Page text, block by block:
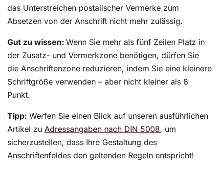
das Unterstreichen postalischer Vermerke zum
Absetzen von der Anschrift nicht mehr zulässig.
Gut zu wissen: Wenn Sie mehr als fünf Zeilen Platz in
der Zusatz- und Vermerkzone benötigen, dürfen Sie
die Anschriftenzone reduzieren, indem Sie eine kleinere
Schriftgröße verwenden – aber nicht kleiner als 8
Punkt.
Tipp: Werfen Sie einen Blick auf unseren ausführlichen
Artikel zu Adressangaben nach DIN 5008, um
sicherzustellen, dass Ihre Gestaltung des
Anschriftenfeldes den geltenden Regeln entspricht!